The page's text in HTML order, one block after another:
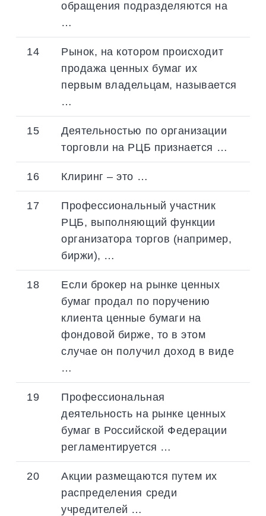
обращения подразделяются на
…
14
Рынок, на котором происходит
продажа ценных бумаг их
первым владельцам, называется
…
15
Деятельностью по организации
торговли на РЦБ признается …
16 Клиринг – это …
17
Профессиональный участник
РЦБ, выполняющий функции
организатора торгов (например,
биржи), …
18
Если брокер на рынке ценных
бумаг продал по поручению
клиента ценные бумаги на
фондовой бирже, то в этом
случае он получил доход в виде
…
19
Профессиональная
деятельность на рынке ценных
бумаг в Российской Федерации
регламентируется …
20
Акции размещаются путем их
распределения среди
учредителей …